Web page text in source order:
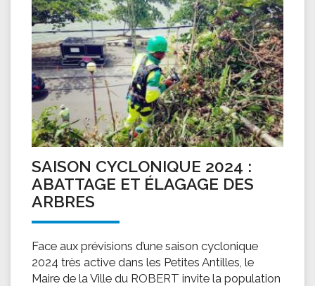
SAISON CYCLONIQUE 2024 :
ABATTAGE ET ÉLAGAGE DES
ARBRES
Face aux prévisions d’une saison cyclonique
2024 très active dans les Petites Antilles, le
Maire de la Ville du ROBERT invite la population